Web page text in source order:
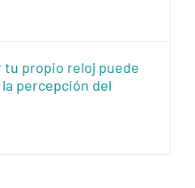
tu propio reloj puede
percepción del